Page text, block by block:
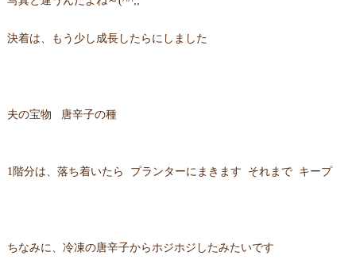
決着は、もう少し成長したらにしました
夫の宝物 唐辛子の種
1階分は、落ち着いたら プランターにまきます それまで キープ
ちなみに、冷凍の唐辛子からホジホジしたみたいです